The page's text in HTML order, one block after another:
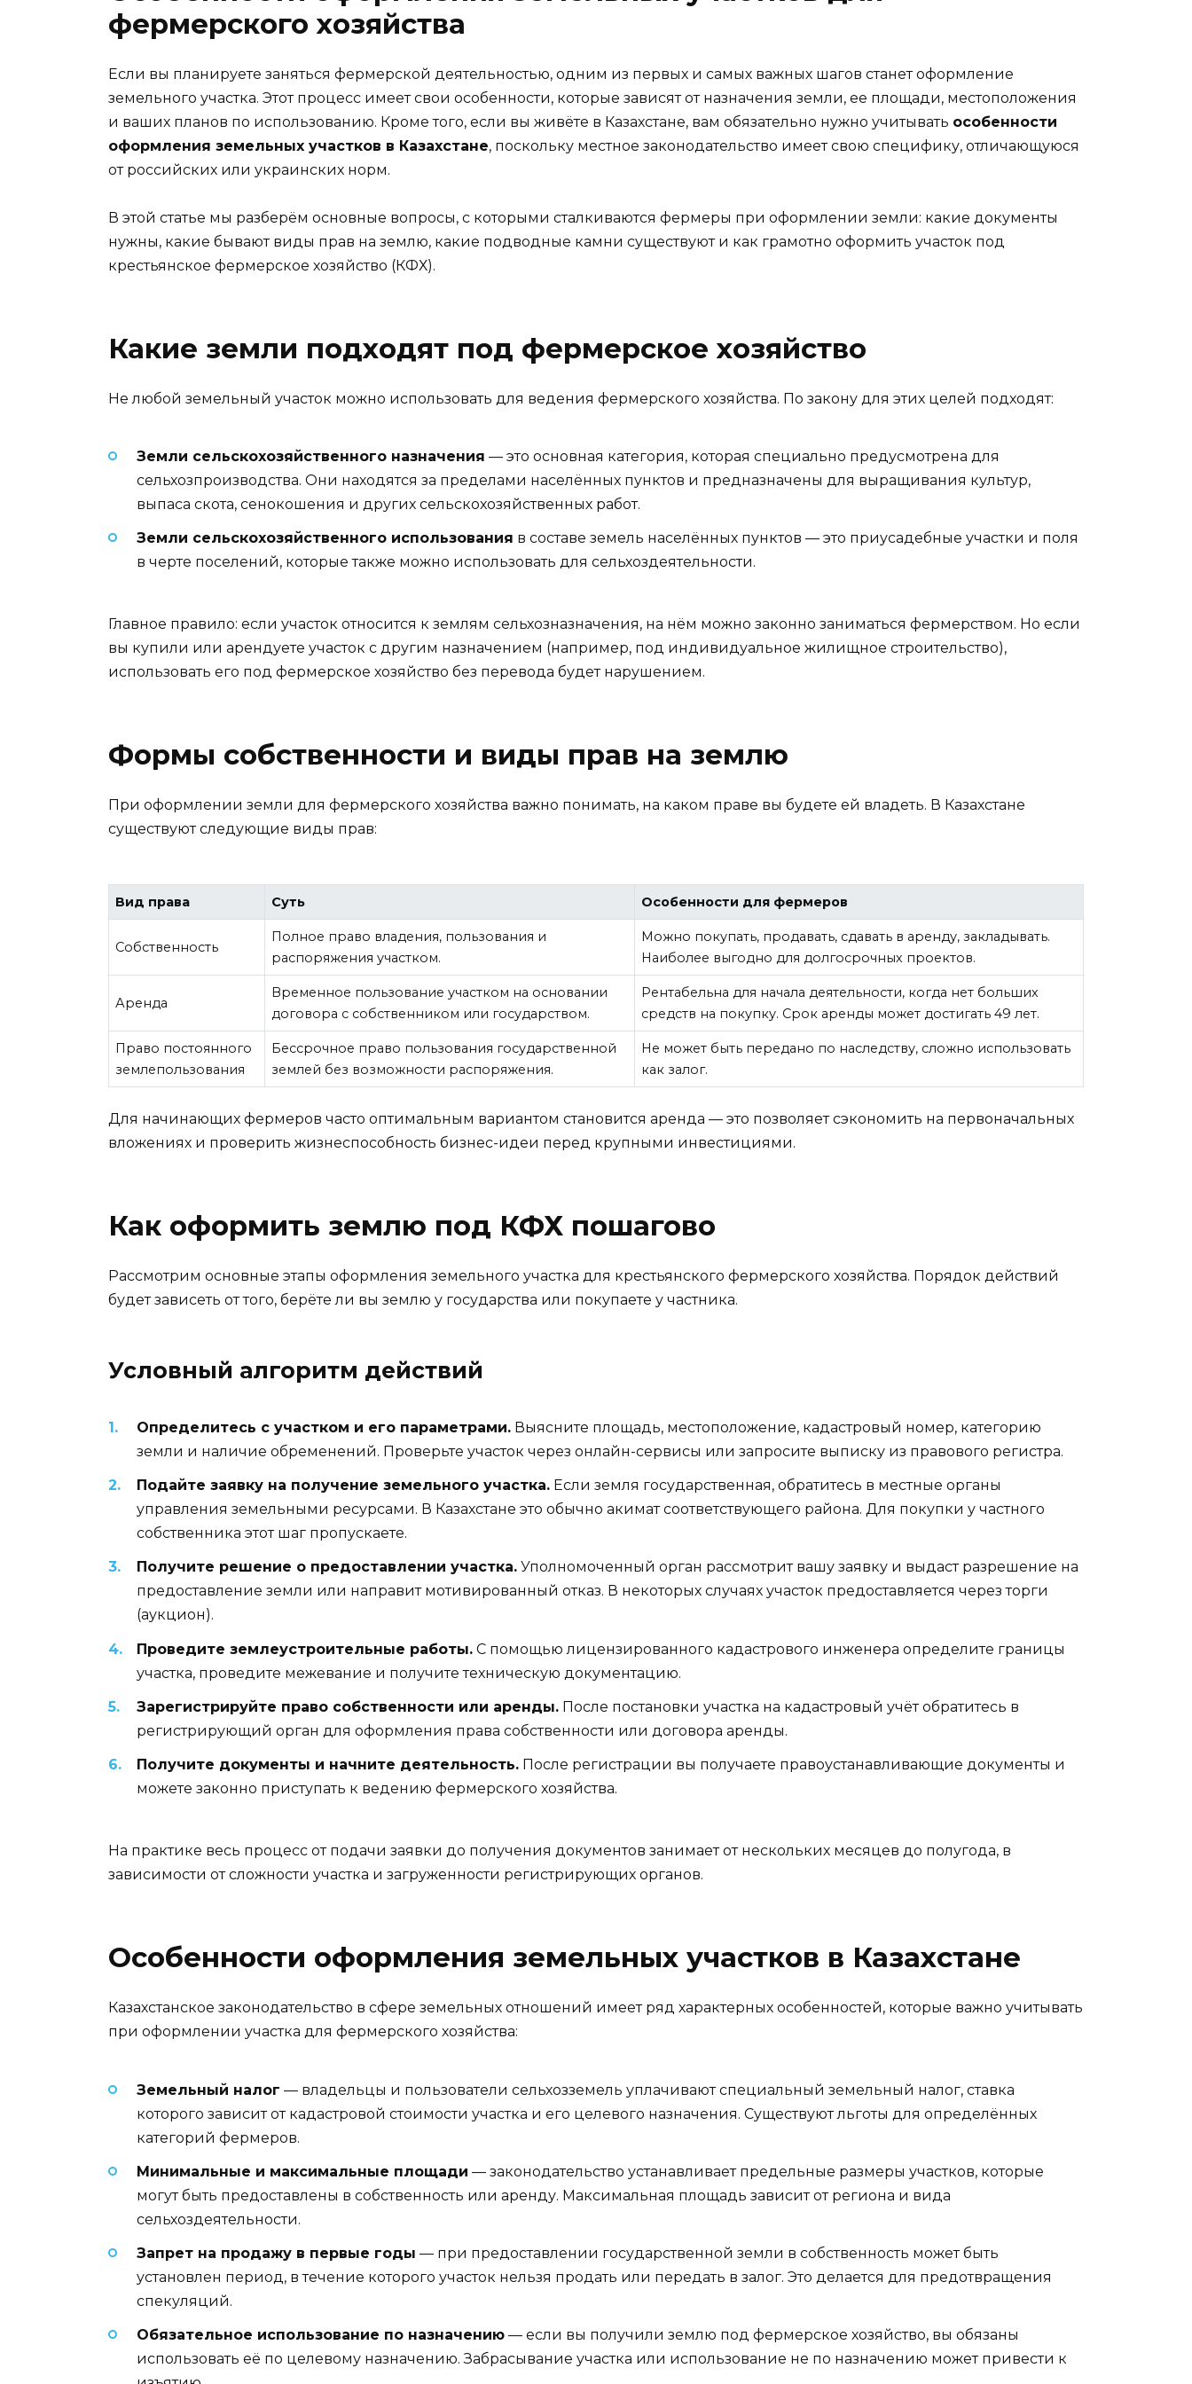
фермерского хозяйства
Если вы планируете заняться фермерской деятельностью, одним из первых и самых важных шагов станет оформление
земельного участка. Этот процесс имеет свои особенности, которые зависят от назначения земли, ее площади, местоположения
и ваших планов по использованию. Кроме того, если вы живёте в Казахстане, вам обязательно нужно учитывать особенности
оформления земельных участков в Казахстане, поскольку местное законодательство имеет свою специфику, отличающуюся
от российских или украинских норм.
В этой статье мы разберём основные вопросы, с которыми сталкиваются фермеры при оформлении земли: какие документы
нужны, какие бывают виды прав на землю, какие подводные камни существуют и как грамотно оформить участок под
крестьянское фермерское хозяйство (КФХ).
Какие земли подходят под фермерское хозяйство
Не любой земельный участок можно использовать для ведения фермерского хозяйства. По закону для этих целей подходят:
Земли сельскохозяйственного назначения — это основная категория, которая специально предусмотрена для
сельхозпроизводства. Они находятся за пределами населённых пунктов и предназначены для выращивания культур,
выпаса скота, сенокошения и других сельскохозяйственных работ.
Земли сельскохозяйственного использования в составе земель населённых пунктов — это приусадебные участки и поля
в черте поселений, которые также можно использовать для сельхоздеятельности.
Главное правило: если участок относится к землям сельхозназначения, на нём можно законно заниматься фермерством. Но если
вы купили или арендуете участок с другим назначением (например, под индивидуальное жилищное строительство),
использовать его под фермерское хозяйство без перевода будет нарушением.
Формы собственности и виды прав на землю
При оформлении земли для фермерского хозяйства важно понимать, на каком праве вы будете ей владеть. В Казахстане
существуют следующие виды прав:
Вид права Суть Особенности для фермеров
Собственность
Полное право владения, пользования и
распоряжения участком.
Можно покупать, продавать, сдавать в аренду, закладывать.
Наиболее выгодно для долгосрочных проектов.
Аренда
Временное пользование участком на основании
договора с собственником или государством.
Рентабельна для начала деятельности, когда нет больших
средств на покупку. Срок аренды может достигать 49 лет.
Право постоянного
землепользования
Бессрочное право пользования государственной
землей без возможности распоряжения.
Не может быть передано по наследству, сложно использовать
как залог.
Для начинающих фермеров часто оптимальным вариантом становится аренда — это позволяет сэкономить на первоначальных
вложениях и проверить жизнеспособность бизнес-идеи перед крупными инвестициями.
Как оформить землю под КФХ пошагово
Рассмотрим основные этапы оформления земельного участка для крестьянского фермерского хозяйства. Порядок действий
будет зависеть от того, берёте ли вы землю у государства или покупаете у частника.
Условный алгоритм действий
Определитесь с участком и его параметрами. Выясните площадь, местоположение, кадастровый номер, категорию
земли и наличие обременений. Проверьте участок через онлайн-сервисы или запросите выписку из правового регистра.
Подайте заявку на получение земельного участка. Если земля государственная, обратитесь в местные органы
управления земельными ресурсами. В Казахстане это обычно акимат соответствующего района. Для покупки у частного
собственника этот шаг пропускаете.
Получите решение о предоставлении участка. Уполномоченный орган рассмотрит вашу заявку и выдаст разрешение на
предоставление земли или направит мотивированный отказ. В некоторых случаях участок предоставляется через торги
(аукцион).
Проведите землеустроительные работы. С помощью лицензированного кадастрового инженера определите границы
участка, проведите межевание и получите техническую документацию.
Зарегистрируйте право собственности или аренды. После постановки участка на кадастровый учёт обратитесь в
регистрирующий орган для оформления права собственности или договора аренды.
Получите документы и начните деятельность. После регистрации вы получаете правоустанавливающие документы и
можете законно приступать к ведению фермерского хозяйства.
На практике весь процесс от подачи заявки до получения документов занимает от нескольких месяцев до полугода, в
зависимости от сложности участка и загруженности регистрирующих органов.
Особенности оформления земельных участков в Казахстане
Казахстанское законодательство в сфере земельных отношений имеет ряд характерных особенностей, которые важно учитывать
при оформлении участка для фермерского хозяйства:
Земельный налог — владельцы и пользователи сельхозземель уплачивают специальный земельный налог, ставка
которого зависит от кадастровой стоимости участка и его целевого назначения. Существуют льготы для определённых
категорий фермеров.
Минимальные и максимальные площади — законодательство устанавливает предельные размеры участков, которые
могут быть предоставлены в собственность или аренду. Максимальная площадь зависит от региона и вида
сельхоздеятельности.
Запрет на продажу в первые годы — при предоставлении государственной земли в собственность может быть
установлен период, в течение которого участок нельзя продать или передать в залог. Это делается для предотвращения
спекуляций.
Обязательное использование по назначению — если вы получили землю под фермерское хозяйство, вы обязаны
использовать её по целевому назначению. Забрасывание участка или использование не по назначению может привести к